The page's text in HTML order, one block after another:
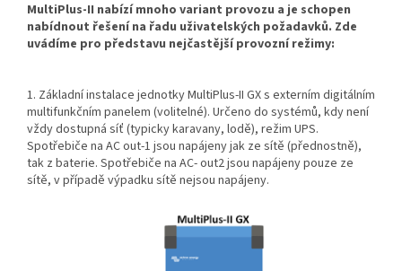
MultiPlus-II nabízí mnoho variant provozu a je schopen
nabídnout řešení na řadu uživatelských požadavků. Zde
uvádíme pro představu nejčastější provozní režimy:
1. Základní instalace jednotky MultiPlus-II GX s externím digitálním
multifunkčním panelem (volitelné). Určeno do systémů, kdy není
vždy dostupná síť (typicky karavany, lodě), režim UPS.
Spotřebiče na AC out-1 jsou napájeny jak ze sítě (přednostně),
tak z baterie. Spotřebiče na AC- out2 jsou napájeny pouze ze
sítě, v případě výpadku sítě nejsou napájeny.